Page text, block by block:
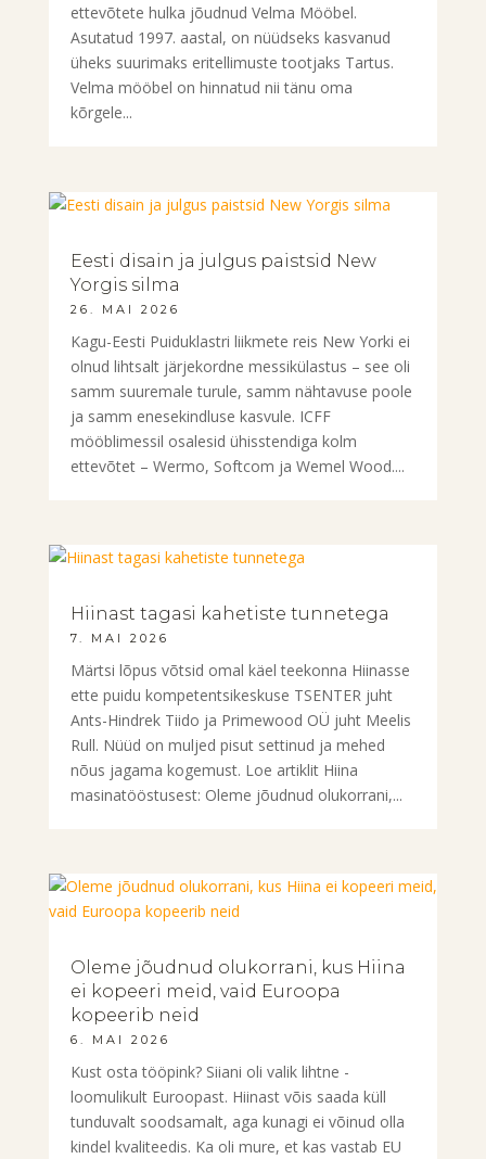
ettevõtete hulka jõudnud Velma Mööbel.
Asutatud 1997. aastal, on nüüdseks kasvanud
üheks suurimaks eritellimuste tootjaks Tartus.
Velma mööbel on hinnatud nii tänu oma
kõrgele...
Eesti disain ja julgus paistsid New
Yorgis silma
26. MAI 2026
Kagu-Eesti Puiduklastri liikmete reis New Yorki ei
olnud lihtsalt järjekordne messikülastus – see oli
samm suuremale turule, samm nähtavuse poole
ja samm enesekindluse kasvule. ICFF
mööblimessil osalesid ühisstendiga kolm
ettevõtet – Wermo, Softcom ja Wemel Wood....
Hiinast tagasi kahetiste tunnetega
7. MAI 2026
Märtsi lõpus võtsid omal käel teekonna Hiinasse
ette puidu kompetentsikeskuse TSENTER juht
Ants-Hindrek Tiido ja Primewood OÜ juht Meelis
Rull. Nüüd on muljed pisut settinud ja mehed
nõus jagama kogemust. Loe artiklit Hiina
masinatööstusest: Oleme jõudnud olukorrani,...
Oleme jõudnud olukorrani, kus Hiina
ei kopeeri meid, vaid Euroopa
kopeerib neid
6. MAI 2026
Kust osta tööpink? Siiani oli valik lihtne -
loomulikult Euroopast. Hiinast võis saada küll
tunduvalt soodsamalt, aga kunagi ei võinud olla
kindel kvaliteedis. Ka oli mure, et kas vastab EU